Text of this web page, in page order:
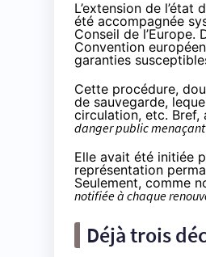
L’extension de
été accompagnée
Conseil de
Convention
garanties
Cette procédure,
de sauvegarde,
circulation, etc. Bref,
danger public
Elle avait été initiée
représentation
Seulement, comme
notifiée à chaque
Déjà trois